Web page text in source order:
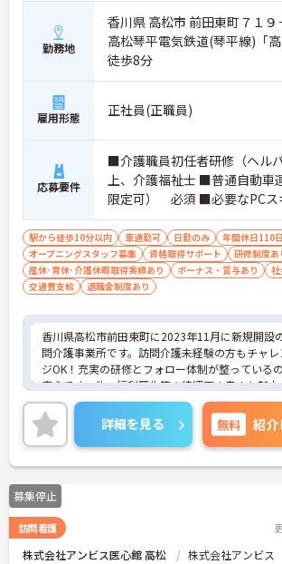
勤務地
香川県 高松市 前田東町７１９
高松琴平電気鉄道(琴平線)「高
徒歩8分
雇用形態 正社員(正職員)
応募要件
■介護職員初任者研修（ヘル
上、介護福祉士 ■普通自動車
限定可） 必須 ■必要なPCス
トフォンの基本的な操作
駅から徒歩10分以内 車通勤可 日勤のみ
年間休日110
オープニングスタッフ募集
資格取得サポート
研修制度あ
産休･育休･介護休暇取得実績あり
ボーナス・賞与あり
交通費支給
退職金制度あり
香川県高松市前田東町に2023年11月に新規開設
問介護事業所です。訪問介護未経験の方もチャレ
ジOK！充実の研修とフォロー体制が整っている
安心です。他、福利厚生等の待遇面の良さも魅
ご興味をお持ちの方はお気軽にお問い合わせく
い。
詳細を見る 無料 紹介
募集停止
訪問看護
株式会社アンビス医心館 高松 株式会社アンビス